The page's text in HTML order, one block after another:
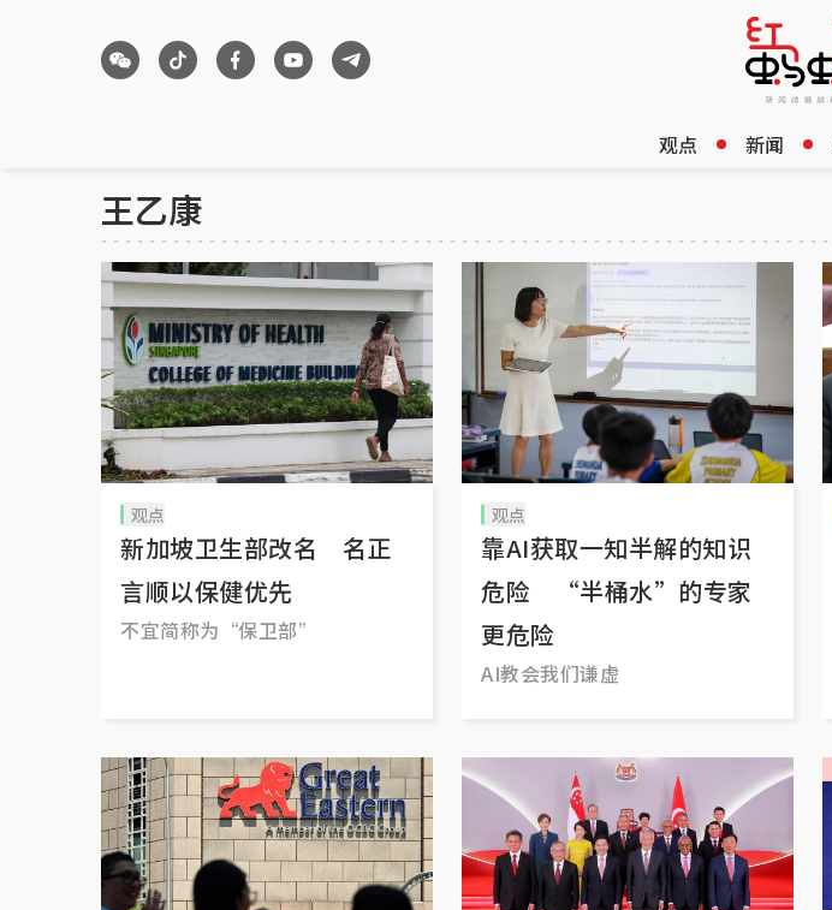
观点 新闻
王乙康
观点
新加坡卫生部改名 名正
言顺以保健优先
不宜简称为“保卫部”
观点
靠AI获取一知半解的知识
危险 “半桶水”的专家
更危险
AI教会我们谦虚